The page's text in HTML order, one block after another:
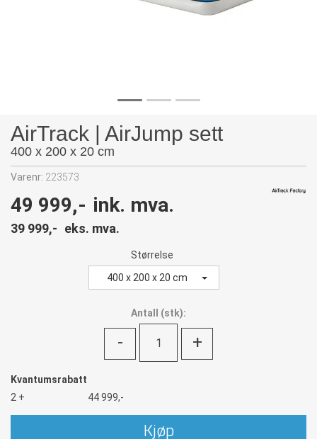
AirTrack | AirJump sett
400 x 200 x 20 cm
Varenr: 223573
49 999,- ink. mva.
39 999,- eks. mva.
Størrelse
400 x 200 x 20 cm
Antall (stk):
- +
Kvantumsrabatt
2 +
44 999,-
Kjøp